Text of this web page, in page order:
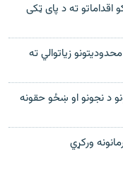
اقداماتو ته د پاى ټکى
زیاتوالي ته
سرمنشي: طالبانو په ۵۰ فرمانونو د نجونو او ښځو حقونه